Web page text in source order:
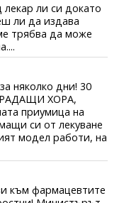
ли си докато
ли да издава
трябва да може
няколко дни! 30
ХОРА,
приумица на
си от лекуване
модел работи, на
към фармацевтите